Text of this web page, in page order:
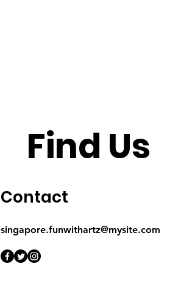
Find Us
Contact
singapore.funwithartz@mysite.com